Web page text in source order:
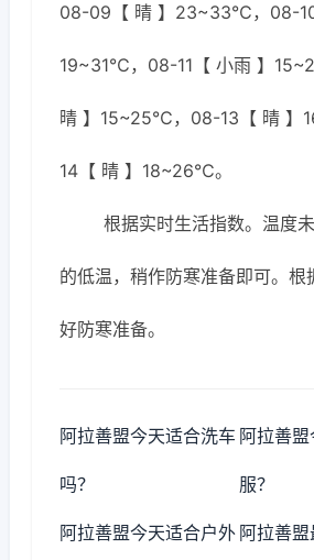
08-09【 晴 】23~33℃，08-10
19~31℃，08-11【 小雨 】
晴 】15~25℃，08-13【 晴
14【 晴 】18~26℃。
根据实时生活指数。温度
的低温，稍作防寒准备即可。根
好防寒准备。
阿拉善盟今天适合洗车
吗？
阿拉善
服？
阿拉善盟今天适合户外 阿拉善